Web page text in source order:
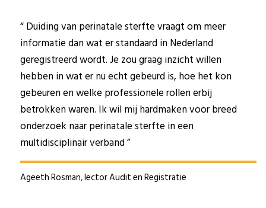
Duiding van perinatale sterfte vraagt om meer
informatie dan wat er standaard in Nederland
geregistreerd wordt. Je zou graag inzicht willen
hebben in wat er nu echt gebeurd is, hoe het kon
gebeuren en welke professionele rollen erbij
betrokken waren. Ik wil mij hardmaken voor breed
onderzoek naar perinatale sterfte in een
multidisciplinair verband
Ageeth Rosman, lector Audit en Registratie